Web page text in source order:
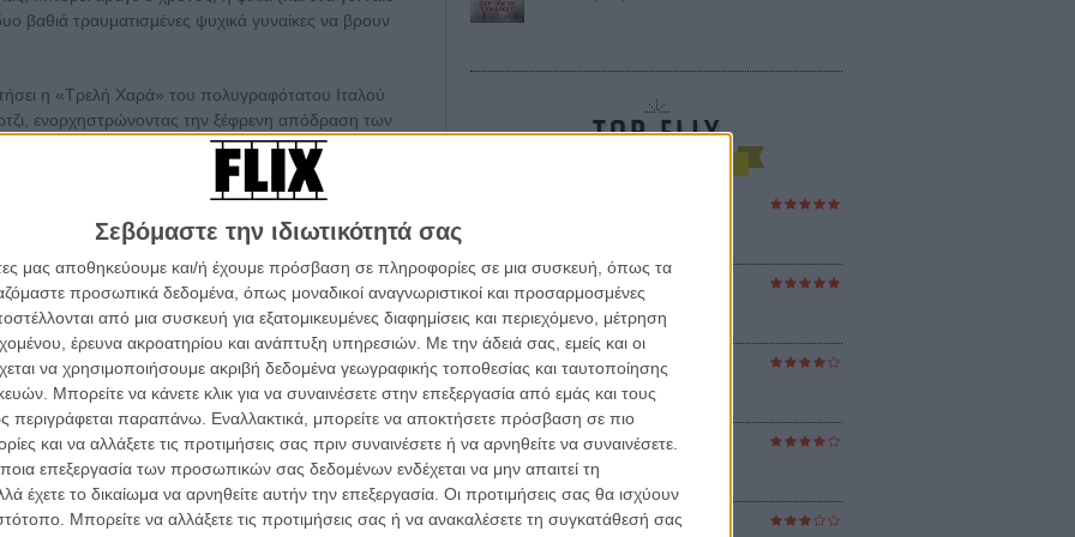
Σεβόμαστε την ιδιωτικότητά σας
μας αποθηκεύουμε και/ή έχουμε πρόσβαση σε πληροφορίες σε μια συσκευή, όπως τα
προσωπικά δεδομένα, όπως μοναδικοί αναγνωριστικοί και προσαρμοσμένες
από μια συσκευή για εξατομικευμένες διαφημίσεις και περιεχόμενο, μέτρηση
έρευνα ακροατηρίου και ανάπτυξη υπηρεσιών. Με την άδειά σας, εμείς και οι
να χρησιμοποιήσουμε ακριβή δεδομένα γεωγραφικής τοποθεσίας και ταυτοποίησης
Μπορείτε να κάνετε κλικ για να συναινέσετε στην επεξεργασία από εμάς και τους
περιγράφεται παραπάνω. Εναλλακτικά, μπορείτε να αποκτήσετε πρόσβαση σε πιο
και να αλλάξετε τις προτιμήσεις σας πριν συναινέσετε ή να αρνηθείτε να συναινέσετε.
επεξεργασία των προσωπικών σας δεδομένων ενδέχεται να μην απαιτεί τη
έχετε το δικαίωμα να αρνηθείτε αυτήν την επεξεργασία. Οι προτιμήσεις σας θα ισχύουν
Μπορείτε να αλλάξετε τις προτιμήσεις σας ή να ανακαλέσετε τη συγκατάθεσή σας
βαθιά τραυματισμένες ψυχικά γυναίκες να βρουν
η «Τρελή Χαρά» του πολυγραφότατου Ιταλού
ενορχηστρώνοντας την ξέφρενη απόδραση των
μια ψυχιατρική κλινική και φέρνοντάς τες
που τις σημάδεψαν ανεπανόρθωτα, σε μια
των λαθών και όλων των πραγμάτων εκείνων που
για τη δωδέκατη μεγάλου μήκους ταινία
ένα ναρκοπέδιο πολιτικής ορθότητας, ένα
ακροβατεί ριψοκίνδυνα αλλά επιδέξια ανάμεσα στο
και τον ρεαλισμό, το γέλιο και τη συγκίνηση,
βγει αλώβητος, αλλά ταυτόχρονα χωρίς να τολμά μια
δεν είναι απολαυστική. Οι δύο ακραία δυσλειτουργικές
απόδειξη ότι ο κόσμος μας είναι ενίοτε πιο
οι διάλογοι παραμένουν διαρκώς σπιρτόζικοι
να γίνεται εκβιαστικό, και, κυρίως, ο Βίρτζι δεν παύει
Μια Θέση στον Ηλιο
A Place in the Sun
Τζορτζ Στίβενς
Οδύσσεια
The Odyssey
Κρίστοφερ Νόλαν
Ψηλά Τακούνια
Tacones lejanos
Πέδρο Αλμοδόβαρ
Ο Παραχαράκτης
τα βλέπεις όλα σινεμά...
εβδομάδα
τρόπο του flix
του flix, στο inbox σου
ειδήσεις | νέες ταινίες | πρόγραμμα αιθουσών για όλη την Ελλάδα |